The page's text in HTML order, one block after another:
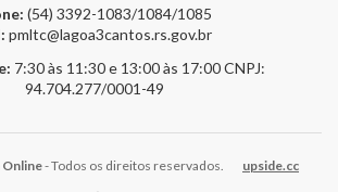
(54) 3392-1083/1084/1085
pmltc@lagoa3cantos.rs.gov.br
7:30 às 11:30 e 13:00 às 17:00CNPJ:
94.704.277/0001-49
- Todos os direitos reservados. upside.cc